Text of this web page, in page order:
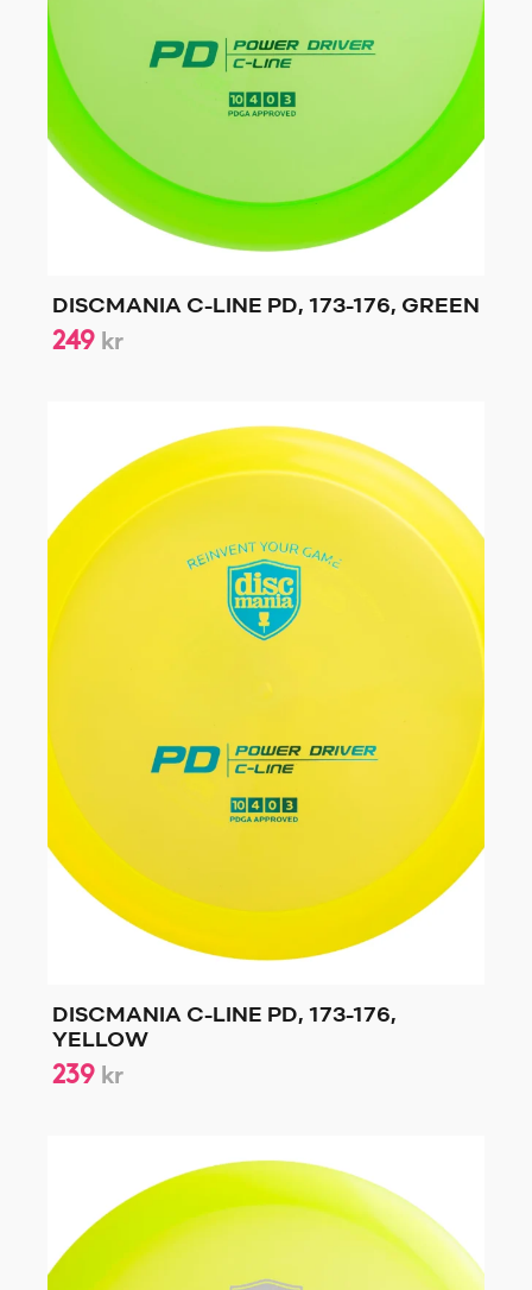
DISCMANIA C-LINE PD, 173-176, GREEN
249 kr
DISCMANIA C-LINE PD, 173-176,
YELLOW
239 kr